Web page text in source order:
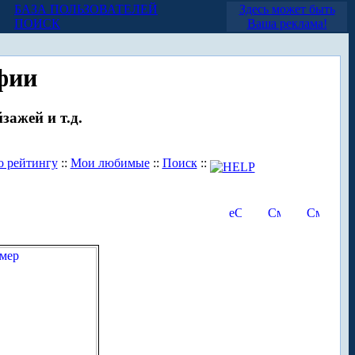
БАЗА ПОЛЬЗОВАТЕЛЕЙ
ПОИСК
Здесь может быть
Ваша реклама!
и т.д.
рейтингу:: Мои любимые:: Поиск::